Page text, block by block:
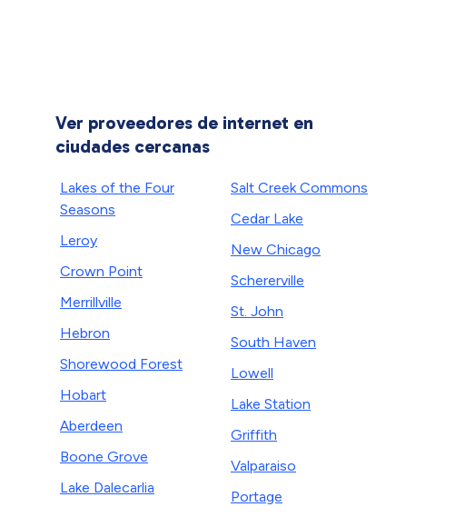
Ver proveedores de internet en
ciudades cercanas
Lakes of the Four
Seasons
Leroy
Crown Point
Merrillville
Hebron
Shorewood Forest
Hobart
Aberdeen
Boone Grove
Lake Dalecarlia
Salt Creek Commons
Cedar Lake
New Chicago
Schererville
St. John
South Haven
Lowell
Lake Station
Griffith
Valparaiso
Portage